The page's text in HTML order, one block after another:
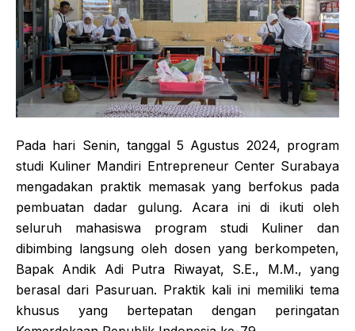
Pada hari Senin, tanggal 5 Agustus 2024, program
studi Kuliner Mandiri Entrepreneur Center Surabaya
mengadakan praktik memasak yang berfokus pada
pembuatan dadar gulung. Acara ini di ikuti oleh
seluruh mahasiswa program studi Kuliner dan
dibimbing langsung oleh dosen yang berkompeten,
Bapak Andik Adi Putra Riwayat, S.E., M.M., yang
berasal dari Pasuruan. Praktik kali ini memiliki tema
khusus yang bertepatan dengan peringatan